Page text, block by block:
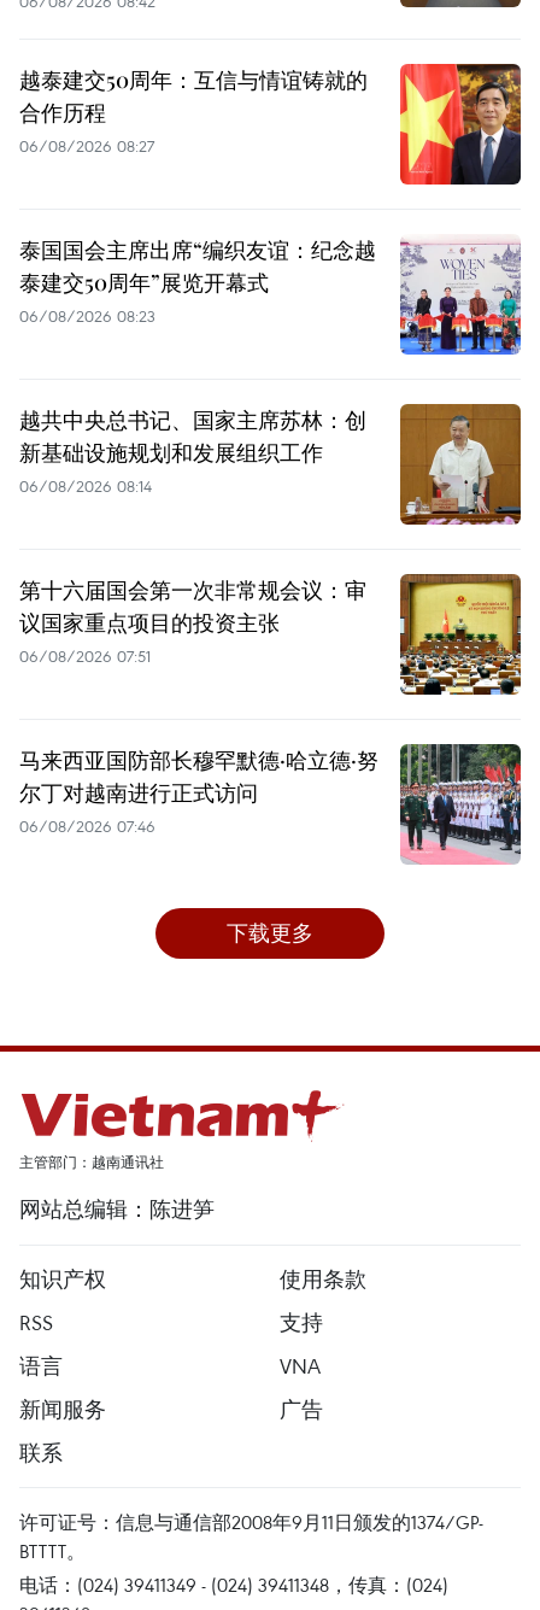
越泰建交50周年：互信与情谊铸就的
合作历程
06/08/2026 08:27
泰国国会主席出席“编织友谊：纪念越
泰建交50周年”展览开幕式
06/08/2026 08:23
越共中央总书记、国家主席苏林：创
新基础设施规划和发展组织工作
06/08/2026 08:14
第十六届国会第一次非常规会议：审
议国家重点项目的投资主张
06/08/2026 07:51
马来西亚国防部长穆罕默德·哈立德·努
尔丁对越南进行正式访问
06/08/2026 07:46
下载更多
主管部门：越南通讯社
网站总编辑：陈进笋
知识产权
使用条款
RSS
支持
语言
VNA
新闻服务
广告
联系
许可证号：信息与通信部2008年9月11日颁发的1374/GP-
BTTTT。
电话：(024) 39411349 - (024) 39411348，传真：(024)